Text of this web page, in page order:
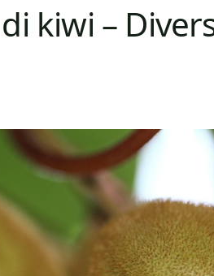
kiwi –